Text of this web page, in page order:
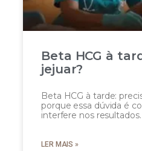
Beta HCG à
jejuar?
Beta HCG à tarde:
porque essa dúvida é
interfere nos resultados.
LER MAIS »